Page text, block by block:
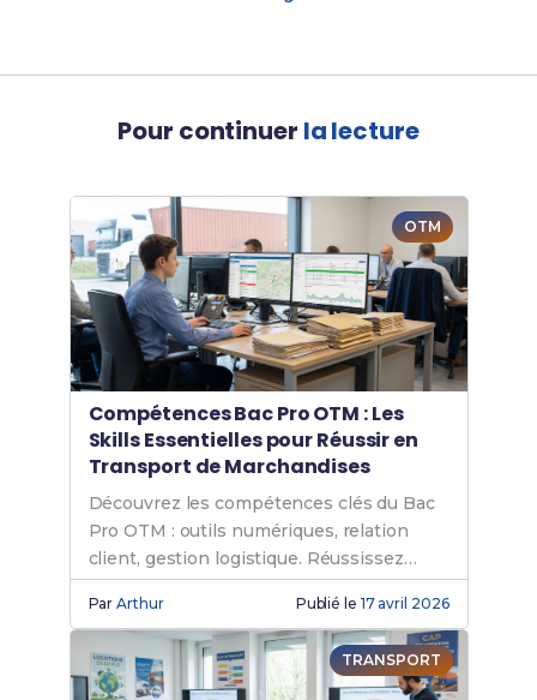
Pour continuer la lecture
OTM
Compétences Bac Pro OTM : Les
Skills Essentielles pour Réussir en
Transport de Marchandises
Découvrez les compétences clés du Bac
Pro OTM : outils numériques, relation
client, gestion logistique. Réussissez
votre formation !
ParArthur Publié le 17 avril 2026
TRANSPORT